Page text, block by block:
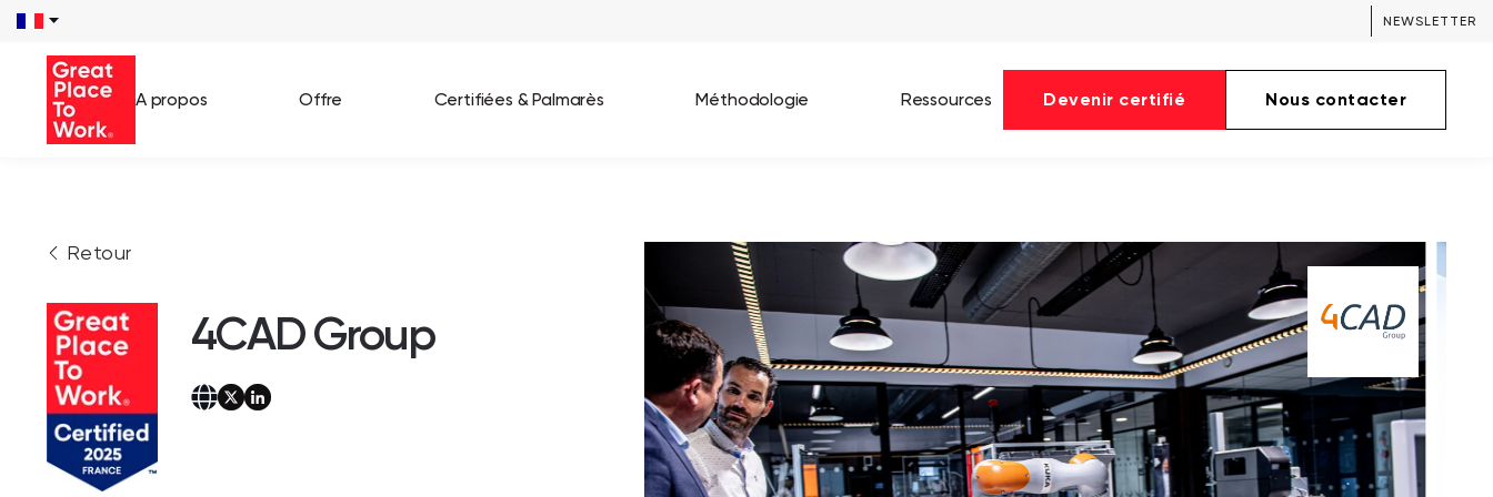
NEWSLETTER
A propos Offre Certifiées & Palmarès
Best Workplaces France 2026
Great Place To Work In Tech 2026
Best Workplaces For Women 2025
Best Workplaces Europe 2025
Tous nos palmarès
Méthodologie Ressources Devenir certifié Nous contacter
Retour
4CAD Group